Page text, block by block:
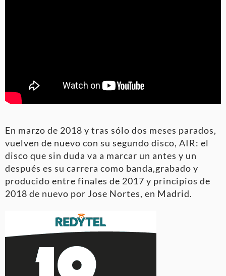
En marzo de 2018 y tras sólo dos meses parados,
vuelven de nuevo con su segundo disco, AIR: el
disco que sin duda va a marcar un antes y un
después es su carrera como banda,grabado y
producido entre finales de 2017 y principios de
2018 de nuevo por Jose Nortes, en Madrid.